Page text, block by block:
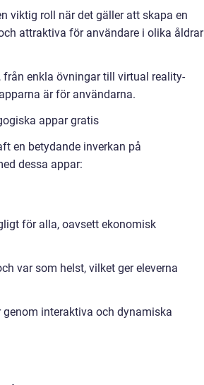
viktig roll när det gäller att skapa en
attraktiva för användare i olika åldrar
enkla övningar till virtual reality-
är för användarna.
appar gratis
en betydande inverkan på
dessa appar:
för alla, oavsett ekonomisk
var som helst, vilket ger eleverna
interaktiva och dynamiska